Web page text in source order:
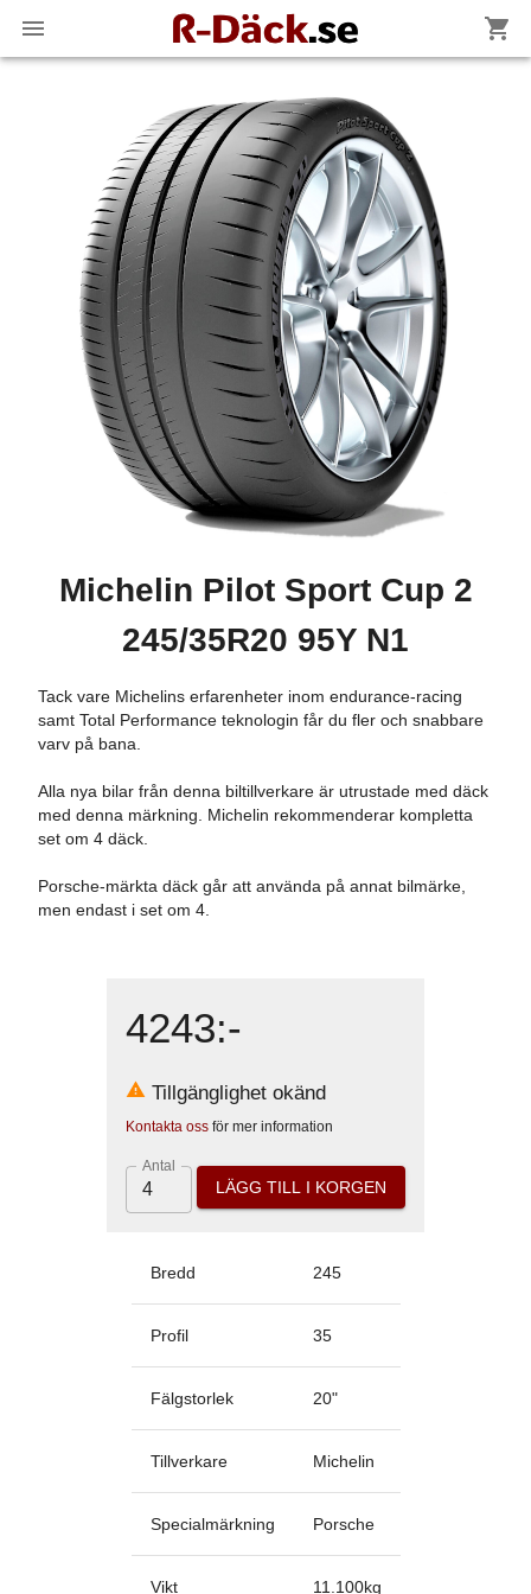
Michelin Pilot Sport Cup 2
245/35R20 95Y N1
Tack vare Michelins erfarenheter inom endurance-racing
samt Total Performance teknologin får du fler och snabbare
varv på bana.
Alla nya bilar från denna biltillverkare är utrustade med däck
med denna märkning. Michelin rekommenderar kompletta
set om 4 däck.
Porsche-märkta däck går att använda på annat bilmärke,
men endast i set om 4.
4243:-
Tillgänglighet okänd
Kontakta oss för mer information
Antal
LÄGG TILL I KORGEN
Bredd 245
Profil 35
Fälgstorlek 20"
Tillverkare Michelin
Specialmärkning Porsche
Vikt 11.100kg